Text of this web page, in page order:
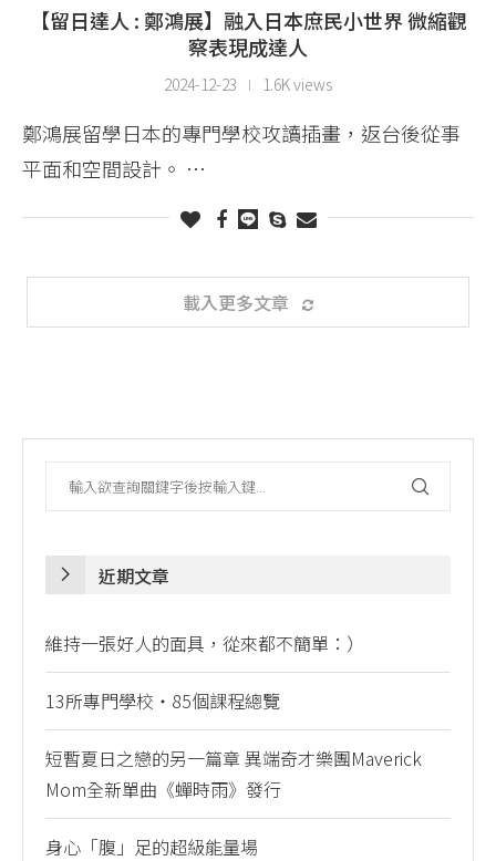
【留日達人 : 鄭鴻展】融入日本庶民小世界 微縮觀
察表現成達人
2024-12-23 1.6K views
鄭鴻展留學日本的專門學校攻讀插畫，返台後從事
平面和空間設計。 …
載入更多文章
近期文章
維持一張好人的面具，從來都不簡單：）
13所專門學校・85個課程總覽
短暫夏日之戀的另一篇章 異端奇才樂團Maverick
Mom全新單曲《蟬時雨》發行
身心「腹」足的超級能量場